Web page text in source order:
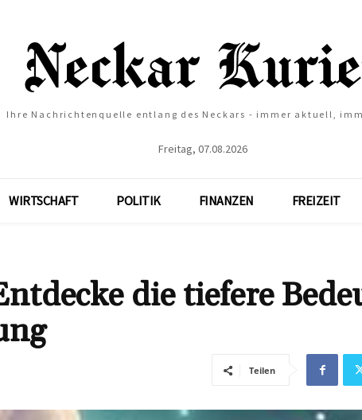
Ihre Nachrichtenquelle entlang des Neckars - immer aktuell,
Freitag, 07.08.2026
WIRTSCHAFT POLITIK FINANZEN FREIZEIT
die tiefere
Teilen